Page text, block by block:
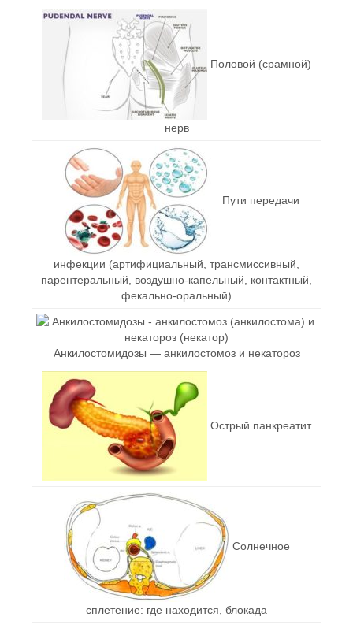
Половой (срамной)
нерв
Пути передачи
инфекции (артифициальный, трансмиссивный,
парентеральный, воздушно-капельный, контактный,
фекально-оральный)
Анкилостомидозы — анкилостомоз и некатороз
Острый панкреатит
Солнечное
сплетение: где находится, блокада